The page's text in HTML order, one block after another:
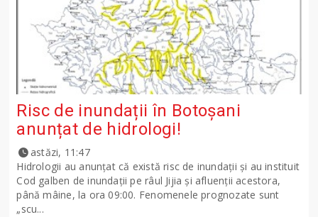
Risc de inundații în Botoșani
anunțat de hidrologi!
astăzi, 11:47
Hidrologii au anunțat că există risc de inundații și au instituit
Cod galben de inundații pe râul Jijia și afluenții acestora,
până mâine, la ora 09:00. Fenomenele prognozate sunt
„scu...